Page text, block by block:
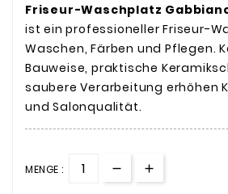
Friseur-Waschplatz
ist ein professioneller Friseur-
Waschen, Färben und Pflegen.
Bauweise, praktische
saubere Verarbeitung erhöhen
und Salonqualität.
MENGE :